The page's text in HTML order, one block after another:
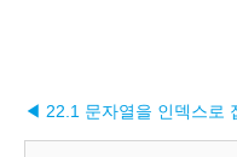
◀ 22.1 문자열을 인덱스로